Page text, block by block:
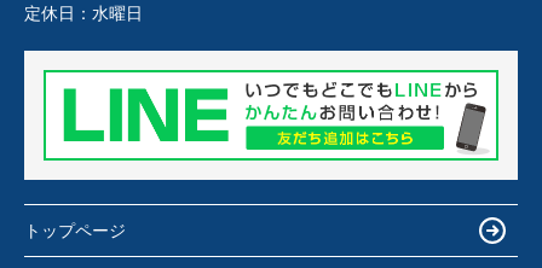
定休日： 水曜日
トップページ